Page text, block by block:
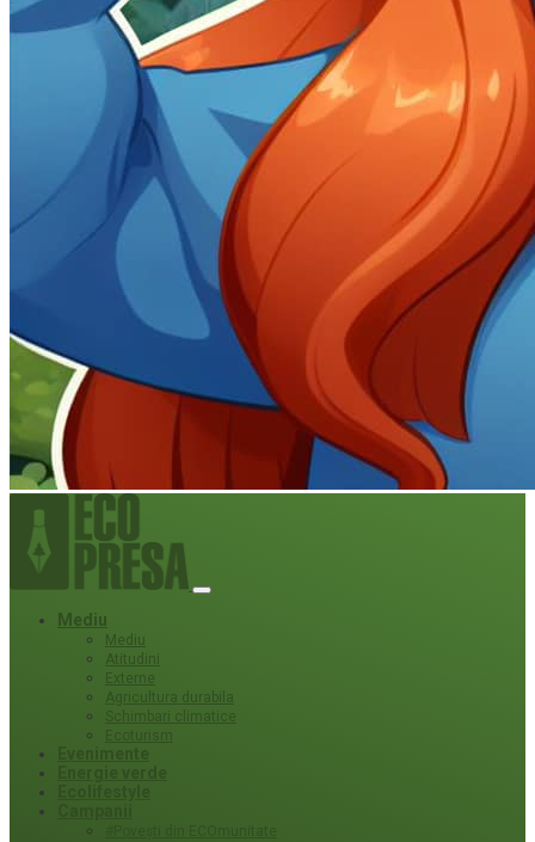
Mediu
Mediu
Atitudini
Externe
Agricultura durabila
Schimbari climatice
Ecoturism